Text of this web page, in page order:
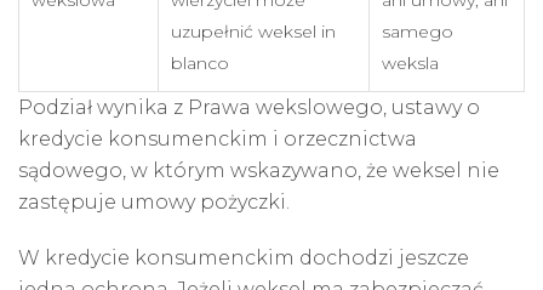
uzupełnić weksel in
blanco
samego
weksla
Podział wynika z Prawa wekslowego, ustawy o
kredycie konsumenckim i orzecznictwa
sądowego, w którym wskazywano, że weksel nie
zastępuje umowy pożyczki.
W kredycie konsumenckim dochodzi jeszcze